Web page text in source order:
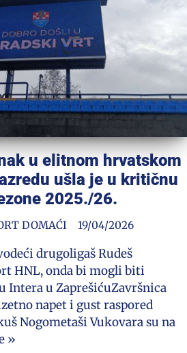
u elitnom hrvatskom
ušla je u kritičnu
2025./26.
DOMAĆI 19/04/2026
drugoligaš Rudeš
HNL, onda bi mogli biti
Intera u ZaprešićuZavršnica
napet i gust raspored
Nogometaši Vukovara su na
»